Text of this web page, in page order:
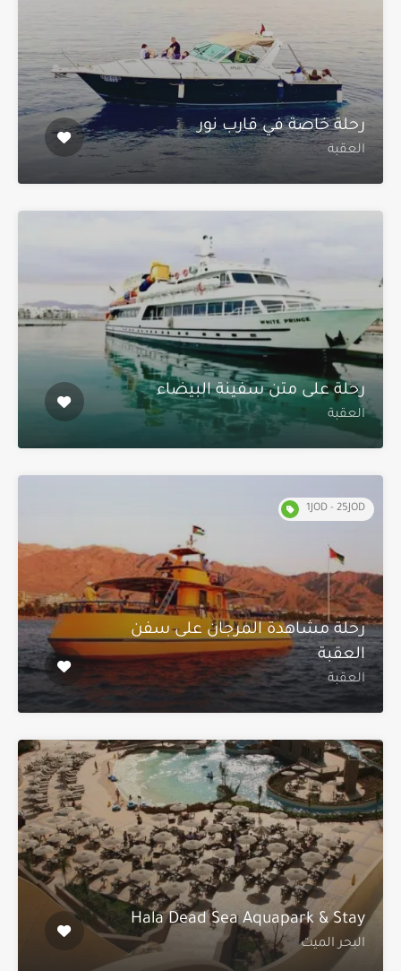
رحلة خاصة في قارب نور
العقبة
رحلة على متن سفينة البيضاء
العقبة
1JOD - 25JOD
رحلة مشاهدة المرجان على سفن
العقبة
العقبة
Hala Dead Sea Aquapark & Stay
البحر الميت